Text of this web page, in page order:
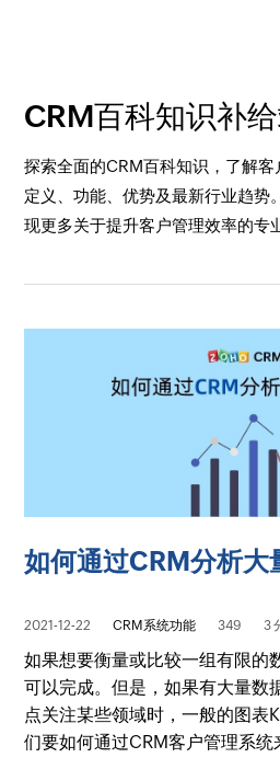
CRM百科知识补
探索全面的CRM百科知识，了解
定义、功能、优势及最新行业趋势
现更多关于提升客户管理效率的专
如何通过CRM分析大
2021-12-22 CRM系统功能 349 3
如果想要衡量或比较一组有限的
可以完成。但是，如果有大量数
点关注某些领域时，一般的图表
们要如何通过CRM客户管理系统